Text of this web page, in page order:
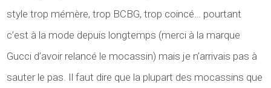
style trop mémère, trop BCBG, trop coincé… pourtant
c’est à la mode depuis longtemps (merci à la marque
Gucci d’avoir relancé le mocassin) mais je n’arrivais pas à
sauter le pas. Il faut dire que la plupart des mocassins que